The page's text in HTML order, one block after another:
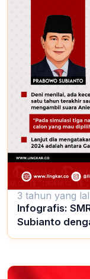
3 tahun yang
Infografis:
Subianto